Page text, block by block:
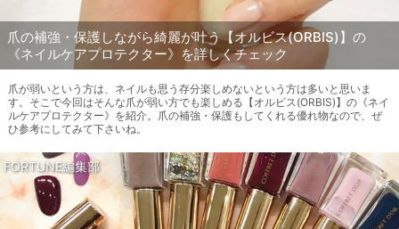
爪の補強・保護しながら綺麗が叶う【オルビス(ORBIS)】の
《ネイルケアプロテクター》を詳しくチェック
爪が弱いという方は、ネイルも思う存分楽しめないという方は多いと思いま
す。そこで今回はそんな爪が弱い方でも楽しめる【オルビス(ORBIS)】の《ネイ
ルケアプロテクター》を紹介。爪の補強・保護もしてくれる優れ物なので、ぜ
ひ参考にしてみて下さいね。
FORTUNE編集部